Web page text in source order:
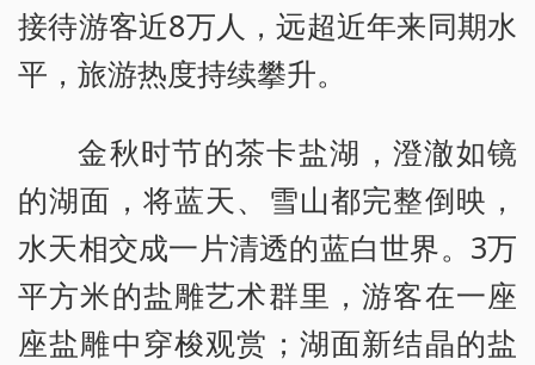
接待游客近8万人，远超近年来同期水
平，旅游热度持续攀升。
金秋时节的茶卡盐湖，澄澈如镜
的湖面，将蓝天、雪山都完整倒映，
水天相交成一片清透的蓝白世界。3万
平方米的盐雕艺术群里，游客在一座
座盐雕中穿梭观赏；湖面新结晶的盐